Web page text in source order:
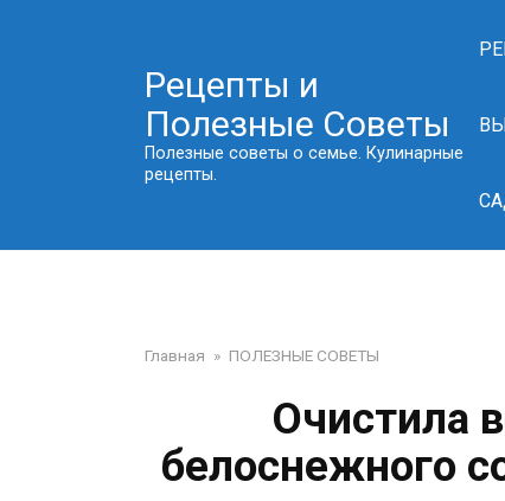
Рецепты и
Полезные Советы
Полезные советы о семье. Кулинарные
рецепты.
Главная » ПОЛЕЗНЫЕ СОВЕТЫ
Очистила
белоснежного